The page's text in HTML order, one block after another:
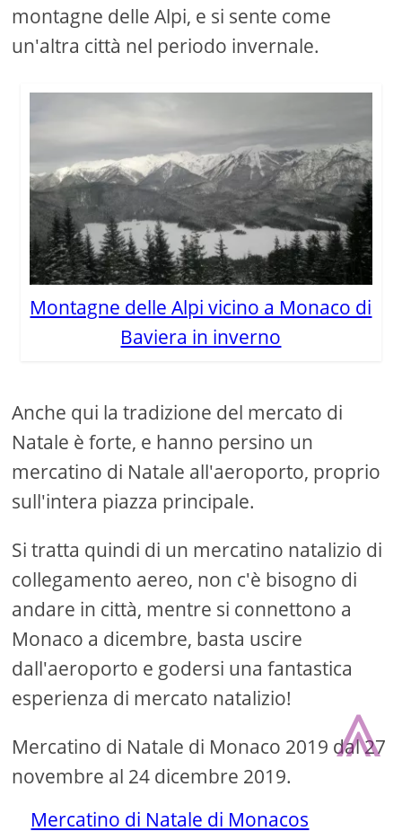
montagne delle Alpi, e si sente come
un'altra città nel periodo invernale.
Montagne delle Alpi vicino a Monaco di
Baviera in inverno
Anche qui la tradizione del mercato di
Natale è forte, e hanno persino un
mercatino di Natale all'aeroporto, proprio
sull'intera piazza principale.
Si tratta quindi di un mercatino natalizio di
collegamento aereo, non c'è bisogno di
andare in città, mentre si connettono a
Monaco a dicembre, basta uscire
dall'aeroporto e godersi una fantastica
esperienza di mercato natalizio!
Mercatino di Natale di Monaco 2019 dal 27
novembre al 24 dicembre 2019.
Mercatino di Natale di Monacos
⩓